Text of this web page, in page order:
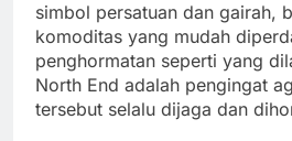
simbol persatuan dan gairah,
komoditas yang mudah
penghormatan seperti yang
North End adalah pengingat
tersebut selalu dijaga dan